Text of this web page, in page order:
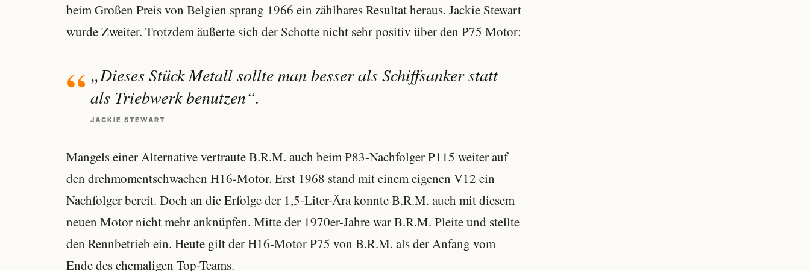
beim Großen Preis von Belgien sprang 1966 ein zählbares Resultat heraus. Jackie Stewart
wurde Zweiter. Trotzdem äußerte sich der Schotte nicht sehr positiv über den P75 Motor:
„Dieses Stück Metall sollte man besser als Schiffsanker statt
als Triebwerk benutzen“.
JACKIE STEWART
Mangels einer Alternative vertraute B.R.M. auch beim P83-Nachfolger P115 weiter auf
den drehmomentschwachen H16-Motor. Erst 1968 stand mit einem eigenen V12 ein
Nachfolger bereit. Doch an die Erfolge der 1,5-Liter-Ära konnte B.R.M. auch mit diesem
neuen Motor nicht mehr anknüpfen. Mitte der 1970er-Jahre war B.R.M. Pleite und stellte
den Rennbetrieb ein. Heute gilt der H16-Motor P75 von B.R.M. als der Anfang vom
Ende des ehemaligen Top-Teams.